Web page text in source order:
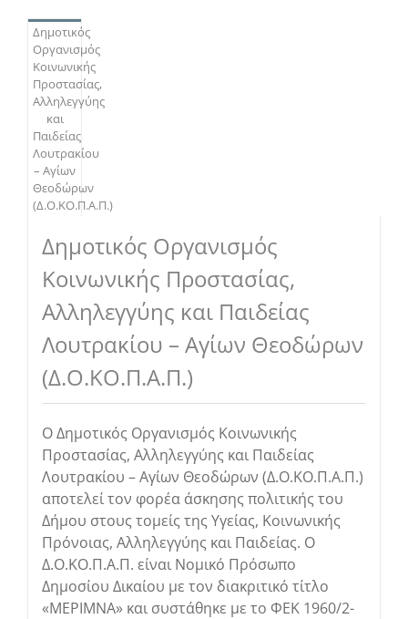
Δημοτικός
Οργανισμός
Κοινωνικής
Προστασίας,
Αλληλεγγύης
και
Παιδείας
Λουτρακίου
– Αγίων
Θεοδώρων
(Δ.Ο.ΚΟ.Π.Α.Π.)
Δημοτικός Οργανισμός
Κοινωνικής Προστασίας,
Αλληλεγγύης και Παιδείας
Λουτρακίου – Αγίων Θεοδώρων
(Δ.Ο.ΚΟ.Π.Α.Π.)
Ο Δημοτικός Οργανισμός Κοινωνικής
Προστασίας, Αλληλεγγύης και Παιδείας
Λουτρακίου – Αγίων Θεοδώρων (Δ.Ο.ΚΟ.Π.Α.Π.)
αποτελεί τον φορέα άσκησης πολιτικής του
Δήμου στους τομείς της Υγείας, Κοινωνικής
Πρόνοιας, Αλληλεγγύης και Παιδείας. Ο
Δ.Ο.ΚΟ.Π.Α.Π. είναι Νομικό Πρόσωπο
Δημοσίου Δικαίου με τον διακριτικό τίτλο
«ΜΕΡΙΜΝΑ» και συστάθηκε με το ΦΕΚ 1960/2-